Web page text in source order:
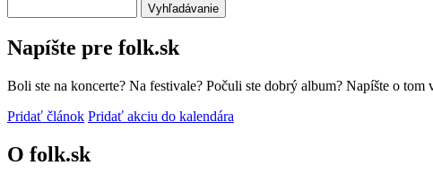
Napíšte pre folk.sk
Boli ste na koncerte? Na festivale? Počuli ste dobrý album? Napíšte o tom
Pridať článok Pridať akciu do kalendára
O folk.sk